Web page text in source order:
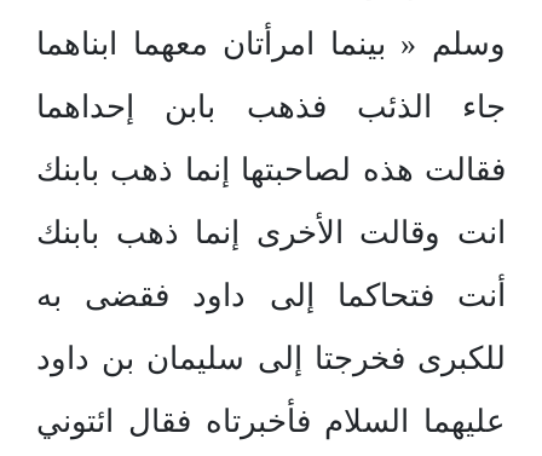
وسلم « بينما امرأتان معهما ابناهما
جاء الذئب فذهب بابن إحداهما
فقالت هذه لصاحبتها إنما ذهب بابنك
انت وقالت الأخرى إنما ذهب بابنك
أنت فتحاكما إلى داود فقضى به
للكبرى فخرجتا إلى سليمان بن داود
عليهما السلام فأخبرتاه فقال ائتوني